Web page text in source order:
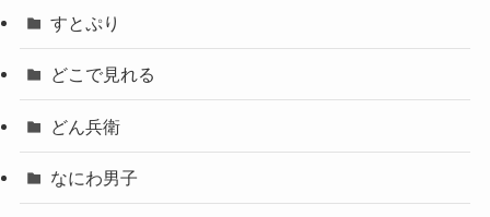
すとぷり
どこで見れる
どん兵衛
なにわ男子